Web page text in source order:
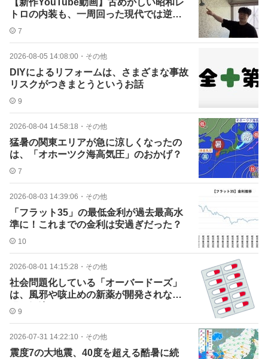
【新作YouTube動画】古めかしい昭和レ
トロの内装も、一周回った現代では逆に
オシャレ！？
7
2026-08-05 14:08:00 ・ その他
DIYによるリフォームは、さまざまな事故
リスクがつきまとうというお話
9
2026-08-04 14:58:18 ・ その他
猛暑の関東エリアが急に涼しくなったの
は、「オホーツク海高気圧」のおかげ？
7
2026-08-03 14:39:06 ・ その他
「フラット35」の最低金利が過去最高水
準に！これまでの金利は安過ぎだった？
10
2026-08-01 14:15:28 ・ その他
社会問題化している「オーバードーズ」
は、風邪や咳止めの新薬が開発されない
限り解決しない？
9
2026-07-31 14:22:10 ・ その他
震度7の大地震、40度を超える酷暑に続